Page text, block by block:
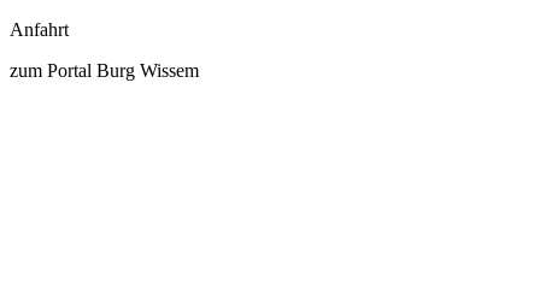
Anfahrt
zum Portal Burg Wissem